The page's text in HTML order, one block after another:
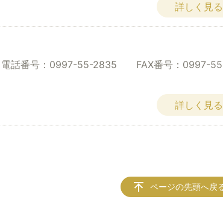
詳しく見る
電話番号：0997-55-2835 FAX番号：0997-
詳しく見る
ページの先頭へ戻